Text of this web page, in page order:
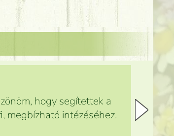
hogy segítettek a
megbízható intézéséhez.